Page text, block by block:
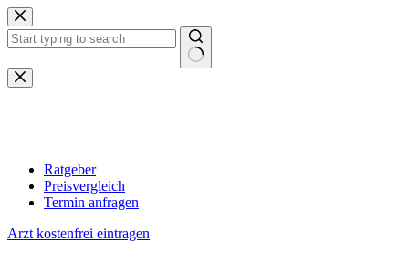
Zum
Inhalt
springen
Keine
Ergebnisse
Ratgeber
Preisvergleich
Termin anfragen
Arzt kostenfrei eintragen